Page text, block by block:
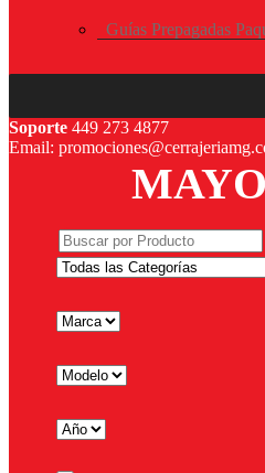
Guías Prepagadas
Soporte 449 273 4877
Email: